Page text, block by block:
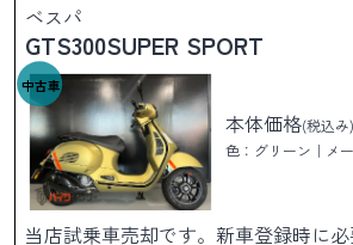
ベスパ
GTS300SUPER SPORT
中古車
本体価格(税込み)
色：グリーン｜メ
当店試乗車売却です。新車登録時に